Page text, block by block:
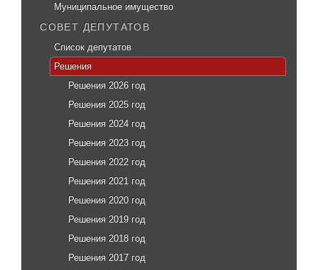
Муниципальное имущество
СОВЕТ ДЕПУТАТОВ
Список депутатов
Решения
Решения 2026 год
Решения 2025 год
Решения 2024 год
Решения 2023 год
Решения 2022 год
Решения 2021 год
Решения 2020 год
Решения 2019 год
Решения 2018 год
Решения 2017 год